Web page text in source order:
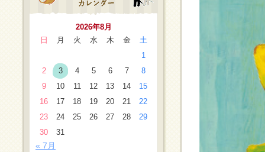
2026年8月
日
月 火 水 木 金
土
1
2
3 4 5 6 7
8
9
10 11 12 13 14
15
16
17 18 19 20 21
22
23
24 25 26 27 28
29
30
31
« 7月